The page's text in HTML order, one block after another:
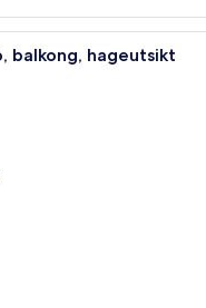
Tomannsrom –
balkong, hageutsikt